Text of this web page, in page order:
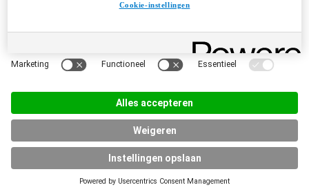
Cookie-instellingen